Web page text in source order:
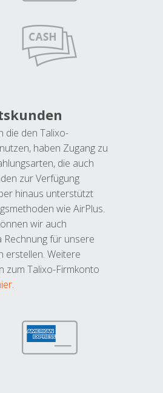
die den Talixo-
haben Zugang zu
die auch
zur Verfügung
hinaus unterstützt
wie AirPlus.
wir auch
Rechnung für unsere
erstellen. Weitere
zum Talixo-Firmkonto
.